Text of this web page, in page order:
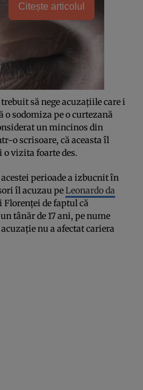
Citește articolul
trebuit să nege acuzaţiile care i
o sodomiza pe o curtezană
un mincinos din
o scrisoare, că aceasta îl
o vizita foarte des.
perioade a izbucnit în
îl acuzau peLeonardo da
de faptul că
tânăr de 17 ani, pe nume
nu a afectat cariera